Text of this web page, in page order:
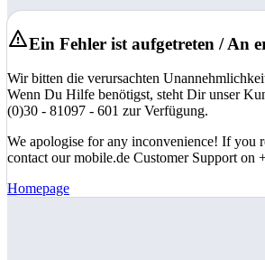
Ein Fehler ist aufgetreten / An
Wir bitten die verursachten
Wenn Du Hilfe benötigst, steht Dir unser
(0)30 - 81097 - 601 zur Verfügung.
We apologise for any inconvenience! If you
contact our mobile.de Customer Support on
Homepage